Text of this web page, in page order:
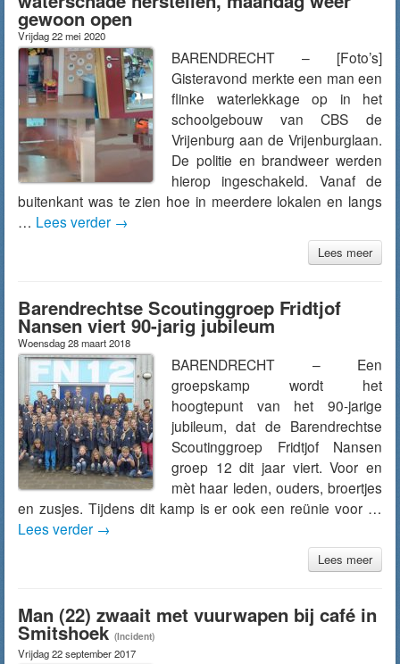
gewoon open
Vrijdag 22 mei 2020
BARENDRECHT – [Foto’s]
Gisteravond merkte een man een
flinke waterlekkage op in het
schoolgebouw van CBS de
Vrijenburg aan de Vrijenburglaan.
De politie en brandweer werden
hierop ingeschakeld. Vanaf de
buitenkant was te zien hoe in meerdere lokalen en langs
… Lees verder →
Lees meer
Barendrechtse Scoutinggroep Fridtjof
Nansen viert 90-jarig jubileum
Woensdag 28 maart 2018
BARENDRECHT – Een
groepskamp wordt het
hoogtepunt van het 90-jarige
jubileum, dat de Barendrechtse
Scoutinggroep Fridtjof Nansen
groep 12 dit jaar viert. Voor en
mèt haar leden, ouders, broertjes
en zusjes. Tijdens dit kamp is er ook een reünie voor …
Lees verder →
Lees meer
Man (22) zwaait met vuurwapen bij café in
Smitshoek (Incident)
Vrijdag 22 september 2017